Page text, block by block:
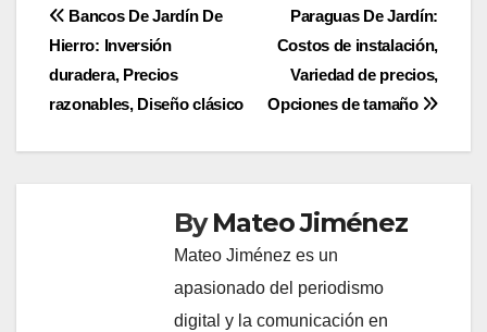
Post
navigation
Paraguas De Jardín:
Costos de instalación,
Variedad de precios,
Opciones de tamaño
Bancos De Jardín De
Hierro: Inversión
duradera, Precios
razonables, Diseño clásico
ByMateo Jiménez
Mateo Jiménez es un
apasionado del periodismo
digital y la comunicación en